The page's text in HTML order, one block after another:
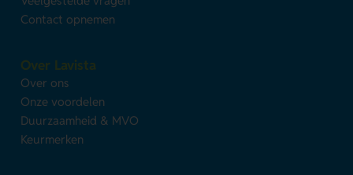
Contact opnemen
Over Lavista
Over ons
Onze voordelen
Duurzaamheid & MVO
Keurmerken